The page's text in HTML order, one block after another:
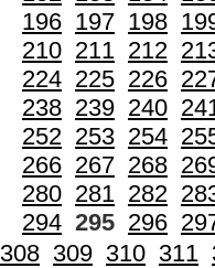
196 197 198
210 211 212
224 225 226
238 239 240
252 253 254
266 267 268
280 281 282
294 295 296
308 309 310 311